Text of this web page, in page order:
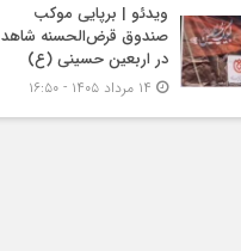
ویدئو | برپایی موکب
صندوق قرض‌الحسنه شاهد
در اربعین حسینی (ع)